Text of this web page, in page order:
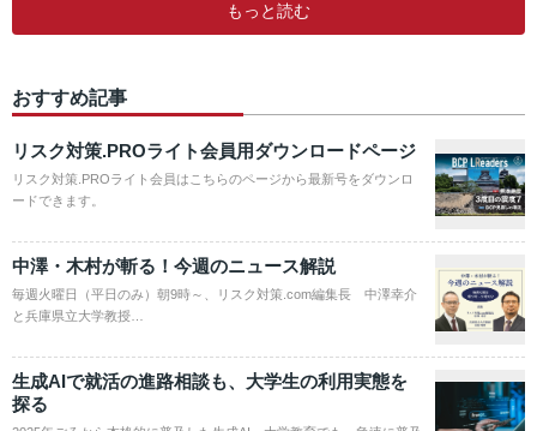
もっと読む
おすすめ記事
リスク対策.PROライト会員用ダウンロードページ
リスク対策.PROライト会員はこちらのページから最新号をダウンロ
ードできます。
中澤・木村が斬る！今週のニュース解説
毎週火曜日（平日のみ）朝9時～、リスク対策.com編集長 中澤幸介
と兵庫県立大学教授…
生成AIで就活の進路相談も、大学生の利用実態を
探る